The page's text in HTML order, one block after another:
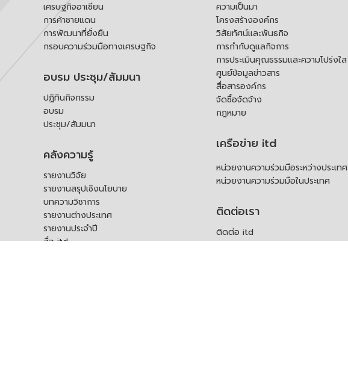
เศรษฐกิจอาเซียน
การค้าชายแดน
การพัฒนาที่ยั่งยืน
กรอบความร่วมมือทางเศรษฐกิจ
อบรม ประชุม/สัมมนา
ปฏิทินกิจกรรม
อบรม
ประชุม/สัมมนา
คลังความรู้
รายงานวิจัย
รายงานสรุปเชิงนโยบาย
บทความวิชาการ
รายงานต่างประเทศ
รายงานประจำปี
สื่อ itd
ความเป็นมา
โครงสร้างองค์กร
วิสัยทัศน์และพันธกิจ
การกำกับดูแลกิจการ
การประเมินคุณธรรมและความโปร่งใส
ศูนย์ข้อมูลข่าวสาร
สื่อสารองค์กร
จัดซื้อจัดจ้าง
กฎหมาย
เครือข่าย itd
หน่วยงานความร่วมมือระหว่างประเทศ
หน่วยงานความร่วมมือในประเทศ
ติดต่อเรา
ติดต่อ itd